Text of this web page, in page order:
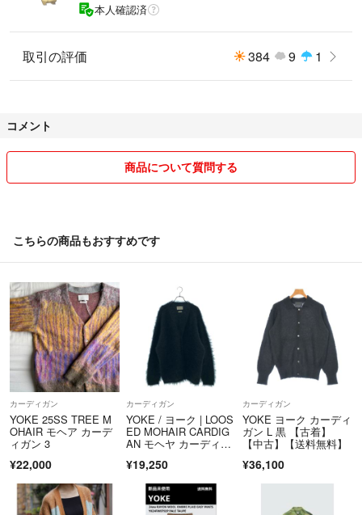
本人確認済
取引の評価 384 9 1
コメント
商品について質問する
こちらの商品もおすすめです
カーディガン
YOKE 25SS TREE M
OHAIR モヘア カーデ
ィガン 3
¥22,000
カーディガン
YOKE / ヨーク | LOOS
ED MOHAIR CARDIG
AN モヘヤ カーディガ
ズ
¥19,250
カーディガン
YOKE ヨーク カーディ
ガン L 黒 【古着】
【中古】【送料無料】
¥36,100